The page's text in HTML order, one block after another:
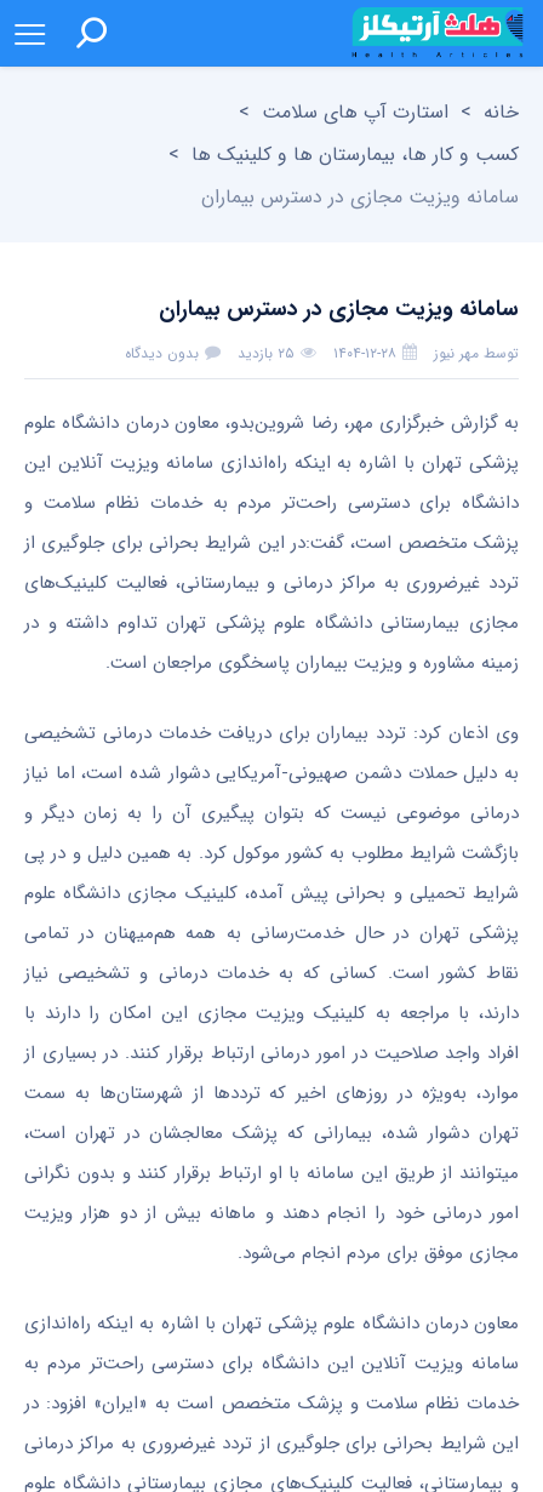
خانه > استارت آپ های سلامت >
کسب و کار ها، بیمارستان ها و کلینیک ها >
سامانه ویزیت مجازی در دسترس بیماران
سامانه ویزیت مجازی در دسترس بیماران
توسط مهر نیوز ۱۴۰۴-۱۲-۲۸ ۲۵ بازدید بدون دیدگاه
به گزارش خبرگزاری مهر، رضا شروین‌بدو، معاون درمان دانشگاه علوم
پزشکی تهران با اشاره به اینکه راه‌اندازی سامانه ویزیت آنلاین این
دانشگاه برای دسترسی راحت‌تر مردم به خدمات نظام سلامت و
پزشک متخصص است، گفت:در این شرایط بحرانی برای جلوگیری از
تردد غیرضروری به مراکز درمانی و بیمارستانی، فعالیت کلینیک‌های
مجازی بیمارستانی دانشگاه علوم پزشکی تهران تداوم داشته و در
زمینه مشاوره و ویزیت بیماران پاسخگوی مراجعان است.
وی اذعان کرد: تردد بیماران برای دریافت خدمات درمانی تشخیصی
به دلیل حملات دشمن صهیونی-‌آمریکایی دشوار شده است، اما نیاز
درمانی موضوعی نیست که بتوان پیگیری آن را به زمان دیگر و
بازگشت شرایط مطلوب به کشور موکول کرد. به همین دلیل و در پی
شرایط تحمیلی و بحرانی پیش آمده، کلینیک مجازی دانشگاه علوم
پزشکی تهران در حال خدمت‌رسانی به همه هم‌میهنان در تمامی
نقاط کشور است. کسانی که به خدمات درمانی و تشخیصی نیاز
دارند، با مراجعه به کلینیک ویزیت مجازی این امکان را دارند با
افراد واجد صلاحیت در امور درمانی ارتباط برقرار کنند. در بسیاری از
موارد، به‌ویژه در روزهای اخیر که ترددها از شهرستان‌ها به سمت
تهران دشوار شده، بیمارانی که پزشک معالج‎شان در تهران است،
می‎توانند از طریق این سامانه با او ارتباط برقرار کنند و بدون نگرانی
امور درمانی خود را انجام دهند و ماهانه بیش از دو هزار ویزیت
مجازی موفق برای مردم انجام می‌شود.
معاون درمان دانشگاه علوم پزشکی تهران با اشاره به اینکه راه‌اندازی
سامانه ویزیت آنلاین این دانشگاه برای دسترسی راحت‌تر مردم به
خدمات نظام سلامت و پزشک متخصص است به «ایران» افزود: در
این شرایط بحرانی برای جلوگیری از تردد غیرضروری به مراکز درمانی
و بیمارستانی، فعالیت کلینیک‌های مجازی بیمارستانی دانشگاه علوم